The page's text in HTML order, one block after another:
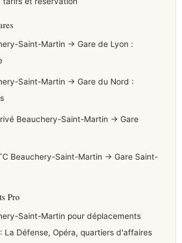
Saint-Martin → Gare de Lyon :
Saint-Martin → Gare du Nord :
Beauchery-Saint-Martin → Gare
Beauchery-Saint-Martin → Gare Saint-
Pro
Saint-Martin pour déplacements
La Défense, Opéra, quartiers d'affaires